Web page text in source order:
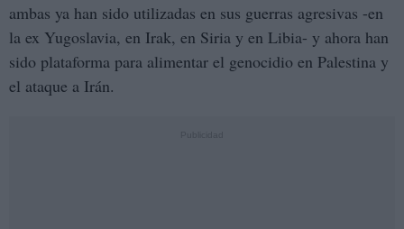
ambas ya han sido utilizadas en sus guerras agresivas -en
la ex Yugoslavia, en Irak, en Siria y en Libia- y ahora han
sido plataforma para alimentar el genocidio en Palestina y
el ataque a Irán.